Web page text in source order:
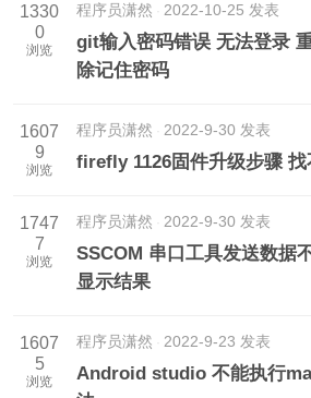
1330
0
浏览
程序员潇然 2022-10-25 发表
git输入密码错误 无法登录
除记住密码
1607
9
浏览
程序员潇然 2022-9-30 发表
firefly 1126固件升级步骤
1747
7
浏览
程序员潇然 2022-9-30 发表
SSCOM 串口工具发送数据
显示结果
1607
5
浏览
程序员潇然 2022-9-23 发表
Android studio 不能执行